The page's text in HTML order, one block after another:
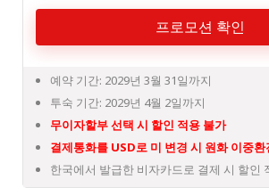
프로모션 확인
예약 기간: 2029년 3월 31일까지
투숙 기간: 2029년 4월 2일까지
무이자할부 선택 시 할인 적용 불가
결제통화를 USD로 미 변경 시 원화 이중
한국에서 발급한 비자카드로 결제 시 할인